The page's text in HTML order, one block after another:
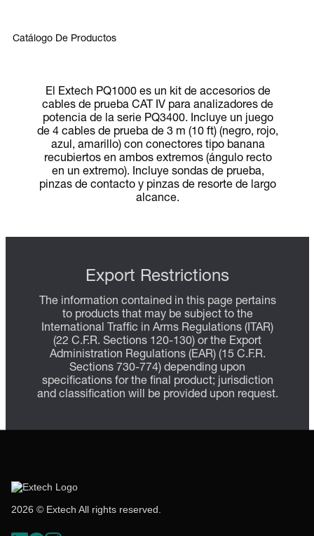
Catálogo De Productos
El Extech PQ1000 es un kit de accesorios de
cables de prueba CAT IV para analizadores de
potencia de la serie PQ3400. Incluye un juego
de 4 cables de prueba de 3 m (10 ft) (negro, rojo,
azul, amarillo) con conectores tipo banana
recubiertos en ambos extremos (ángulo recto
en un extremo). Incluye sondas de prueba,
pinzas de contacto y pinzas de resorte de largo
alcance.
Export Restrictions
The information contained in this page pertains
to products that may be subject to the
International Traffic in Arms Regulations (ITAR)
(22 C.F.R. Sections 120-130) or the Export
Administration Regulations (EAR) (15 C.F.R.
Sections 730-774) depending upon
specifications for the final product; jurisdiction
and classification will be provided upon request.
2026 © Extech All rights reserved.